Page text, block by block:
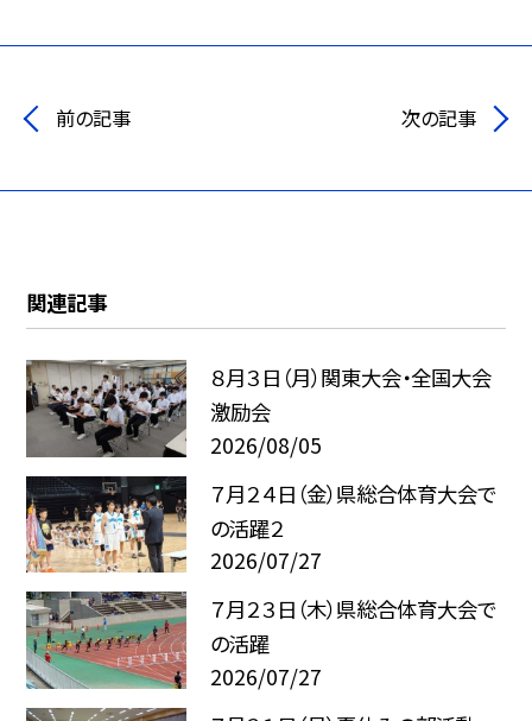
前の記事 次の記事
関連記事
８月３日（月）関東大会・全国大会
激励会
2026/08/05
７月２４日（金）県総合体育大会で
の活躍２
2026/07/27
７月２３日（木）県総合体育大会で
の活躍
2026/07/27